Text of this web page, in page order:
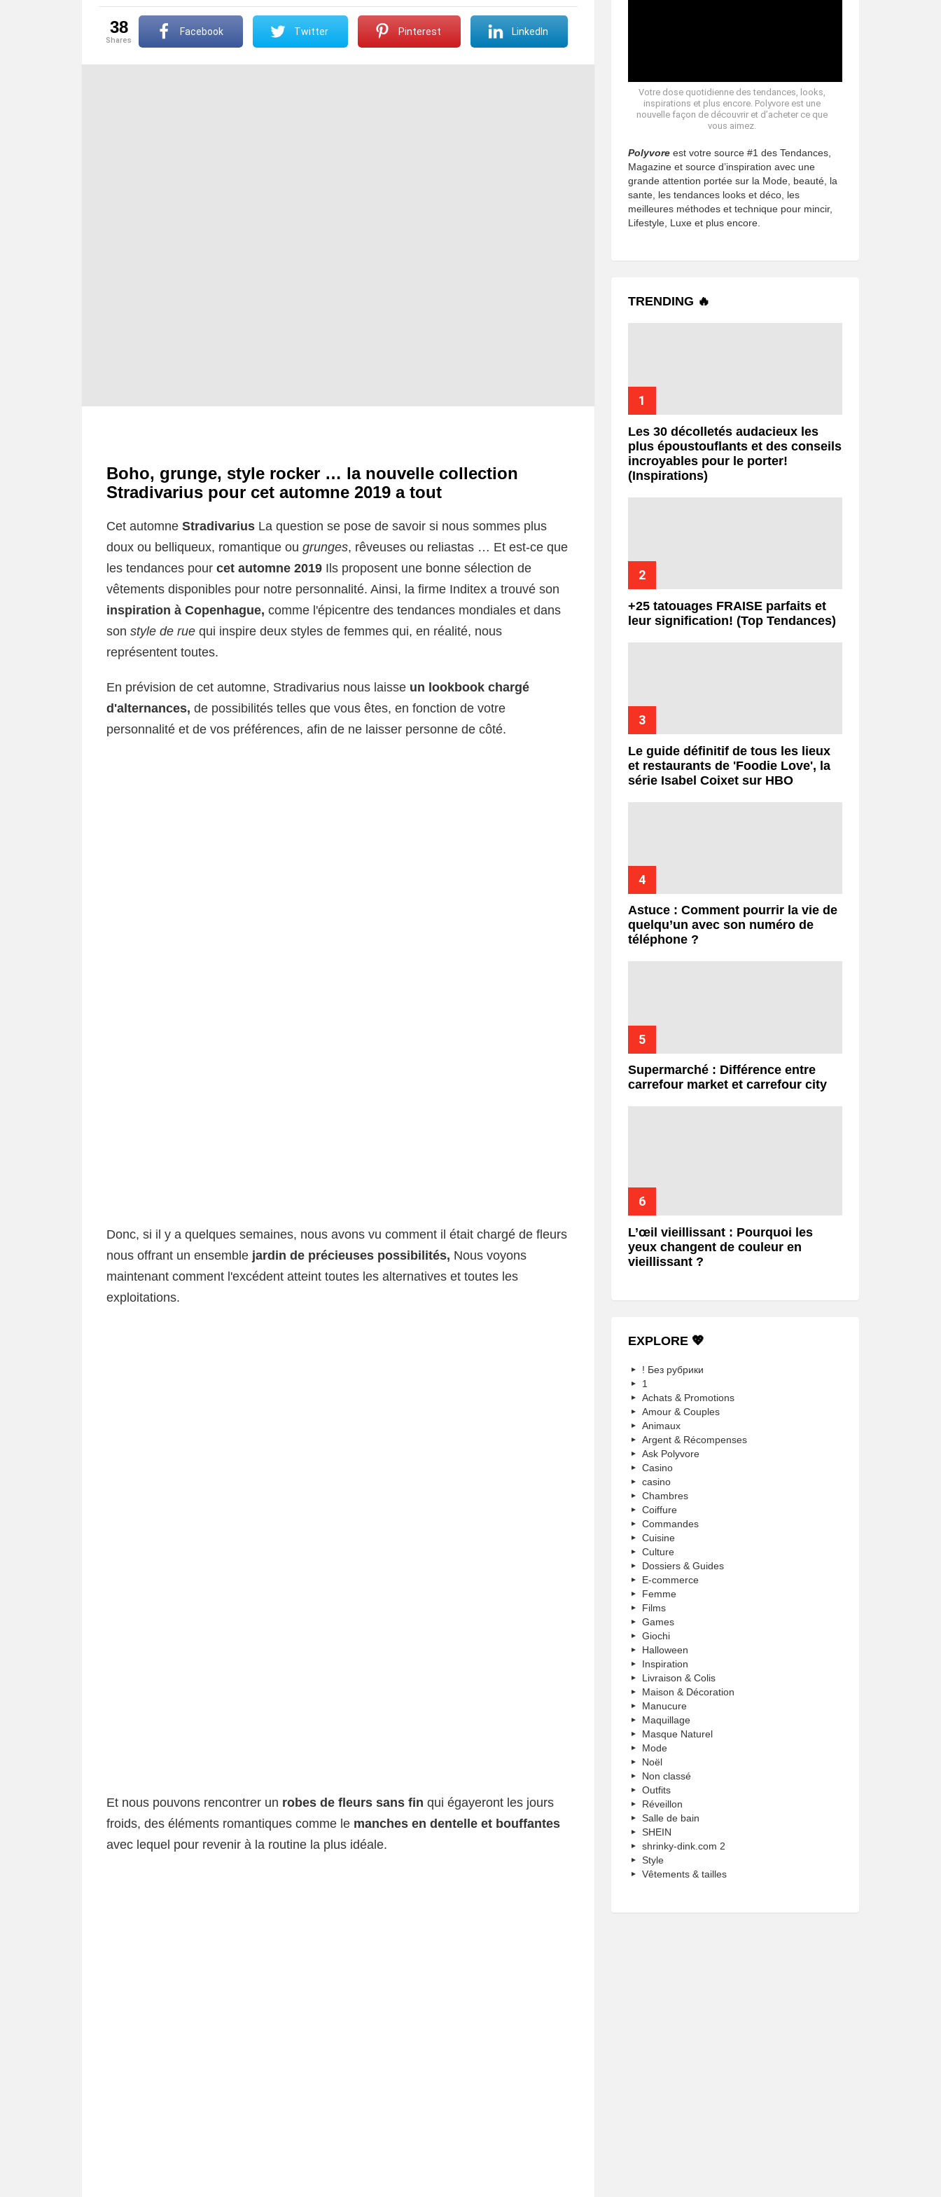
38
shares
Facebook Twitter Pinterest LinkedIn
Boho, grunge, style rocker … la nouvelle collection
Stradivarius pour cet automne 2019 a tout
Cet automne Stradivarius La question se pose de savoir si nous sommes plus
doux ou belliqueux, romantique ou grunges, rêveuses ou reliastas … Et est-ce que
les tendances pour cet automne 2019 Ils proposent une bonne sélection de
vêtements disponibles pour notre personnalité. Ainsi, la firme Inditex a trouvé son
inspiration à Copenhague, comme l'épicentre des tendances mondiales et dans
son style de rue qui inspire deux styles de femmes qui, en réalité, nous
représentent toutes.
En prévision de cet automne, Stradivarius nous laisse un lookbook chargé
d'alternances, de possibilités telles que vous êtes, en fonction de votre
personnalité et de vos préférences, afin de ne laisser personne de côté.
Donc, si il y a quelques semaines, nous avons vu comment il était chargé de fleurs
nous offrant un ensemble jardin de précieuses possibilités, Nous voyons
maintenant comment l'excédent atteint toutes les alternatives et toutes les
exploitations.
Et nous pouvons rencontrer un robes de fleurs sans fin qui égayeront les jours
froids, des éléments romantiques comme le manches en dentelle et bouffantes
avec lequel pour revenir à la routine la plus idéale.
Votre dose quotidienne des tendances, looks,
inspirations et plus encore. Polyvore est une
nouvelle façon de découvrir et d’acheter ce que
vous aimez.
Polyvore est votre source #1 des Tendances,
Magazine et source d’inspiration avec une
grande attention portée sur la Mode, beauté, la
sante, les tendances looks et déco, les
meilleures méthodes et technique pour mincir,
Lifestyle, Luxe et plus encore.
TRENDING 🔥
Les 30 décolletés audacieux les
plus époustouflants et des conseils
incroyables pour le porter!
(Inspirations)
+25 tatouages ​​FRAISE parfaits et
leur signification! (Top Tendances)
Le guide définitif de tous les lieux
et restaurants de 'Foodie Love', la
série Isabel Coixet sur HBO
Astuce : Comment pourrir la vie de
quelqu’un avec son numéro de
téléphone ?
Supermarché : Différence entre
carrefour market et carrefour city
L’œil vieillissant : Pourquoi les
yeux changent de couleur en
vieillissant ?
EXPLORE 💖
! Без рубрики
1
Achats & Promotions
Amour & Couples
Animaux
Argent & Récompenses
Ask Polyvore
Casino
casino
Chambres
Coiffure
Commandes
Cuisine
Culture
Dossiers & Guides
E-commerce
Femme
Films
Games
Giochi
Halloween
Inspiration
Livraison & Colis
Maison & Décoration
Manucure
Maquillage
Masque Naturel
Mode
Noël
Non classé
Outfits
Réveillon
Salle de bain
SHEIN
shrinky-dink.com 2
Style
Vêtements & tailles